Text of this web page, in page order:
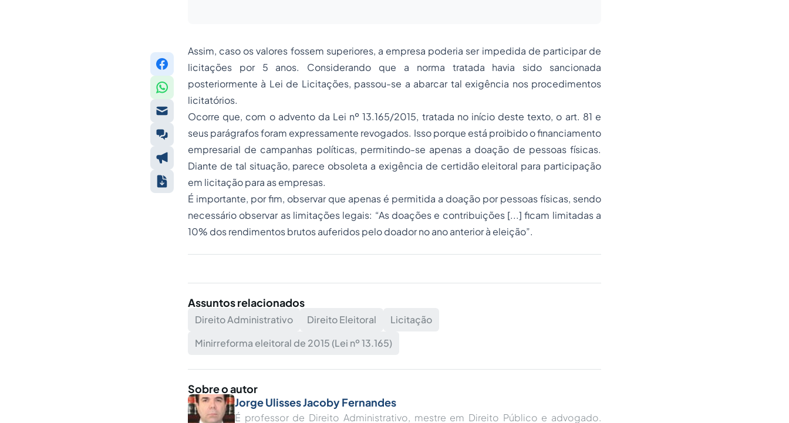
Assim, caso os valores fossem superiores, a empresa poderia ser impedida de participar de
licitações por 5 anos. Considerando que a norma tratada havia sido sancionada
posteriormente à Lei de Licitações, passou-se a abarcar tal exigência nos procedimentos
licitatórios.
Ocorre que, com o advento da Lei nº 13.165/2015, tratada no início deste texto, o art. 81 e
seus parágrafos foram expressamente revogados. Isso porque está proibido o financiamento
empresarial de campanhas políticas, permitindo-se apenas a doação de pessoas físicas.
Diante de tal situação, parece obsoleta a exigência de certidão eleitoral para participação
em licitação para as empresas.
É importante, por fim, observar que apenas é permitida a doação por pessoas físicas, sendo
necessário observar as limitações legais: “As doações e contribuições [...] ficam limitadas a
10% dos rendimentos brutos auferidos pelo doador no ano anterior à eleição”.
Assuntos relacionados
Direito Administrativo Direito Eleitoral
Licitação
Minirreforma eleitoral de 2015 (Lei nº 13.165)
Sobre o autor
Jorge Ulisses Jacoby Fernandes
É professor de Direito Administrativo, mestre em Direito Público e advogado.